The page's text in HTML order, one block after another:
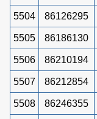
5504 86126295
5505 86186130
5506 86210194
5507 86212854
5508 86246355